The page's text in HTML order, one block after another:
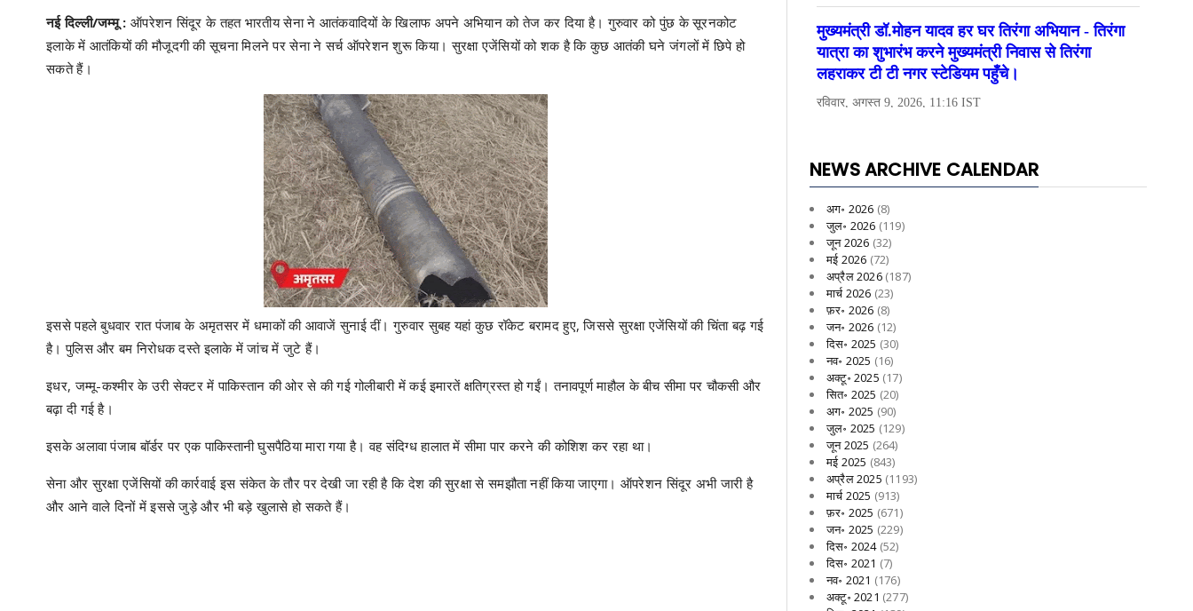
नई दिल्ली/जम्मू : ऑपरेशन सिंदूर के तहत भारतीय सेना ने आतंकवादियों के खिलाफ अपने अभियान को तेज कर दिया है। गुरुवार को पुंछ के सूरनकोट
इलाके में आतंकियों की मौजूदगी की सूचना मिलने पर सेना ने सर्च ऑपरेशन शुरू किया। सुरक्षा एजेंसियों को शक है कि कुछ आतंकी घने जंगलों में छिपे हो
सकते हैं।
इससे पहले बुधवार रात पंजाब के अमृतसर में धमाकों की आवाजें सुनाई दीं। गुरुवार सुबह यहां कुछ रॉकेट बरामद हुए, जिससे सुरक्षा एजेंसियों की चिंता बढ़ गई
है। पुलिस और बम निरोधक दस्ते इलाके में जांच में जुटे हैं।
इधर, जम्मू-कश्मीर के उरी सेक्टर में पाकिस्तान की ओर से की गई गोलीबारी में कई इमारतें क्षतिग्रस्त हो गईं। तनावपूर्ण माहौल के बीच सीमा पर चौकसी और
बढ़ा दी गई है।
इसके अलावा पंजाब बॉर्डर पर एक पाकिस्तानी घुसपैठिया मारा गया है। वह संदिग्ध हालात में सीमा पार करने की कोशिश कर रहा था।
सेना और सुरक्षा एजेंसियों की कार्रवाई इस संकेत के तौर पर देखी जा रही है कि देश की सुरक्षा से समझौता नहीं किया जाएगा। ऑपरेशन सिंदूर अभी जारी है
और आने वाले दिनों में इससे जुड़े और भी बड़े खुलासे हो सकते हैं।
NEWS ARCHIVE CALENDAR
अग॰ 2026 (8)
जुल॰ 2026 (119)
जून 2026 (32)
मई 2026 (72)
अप्रैल 2026(187)
मार्च 2026 (23)
फ़र॰ 2026 (8)
जन॰ 2026 (12)
दिस॰ 2025 (30)
नव॰ 2025 (16)
अक्टू॰ 2025 (17)
सित॰ 2025 (20)
अग॰ 2025 (90)
जुल॰ 2025 (129)
जून 2025 (264)
मई 2025 (843)
अप्रैल 2025 (1193)
मार्च 2025 (913)
फ़र॰ 2025 (671)
जन॰ 2025 (229)
दिस॰ 2024(52)
दिस॰ 2021 (7)
नव॰ 2021 (176)
अक्टू॰ 2021 (277)